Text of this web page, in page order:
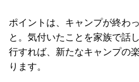
ポイントは、キャンプが終わ
と。気付いたことを家族で話
行すれば、新たなキャンプの
ります。